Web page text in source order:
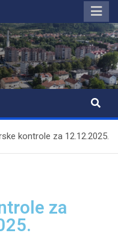
kontrole za 12.12.2025.
za